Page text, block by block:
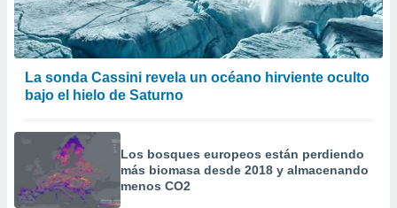
La sonda Cassini revela un océano hirviente oculto
bajo el hielo de Saturno
Los bosques europeos están perdiendo
más biomasa desde 2018 y almacenando
menos CO2